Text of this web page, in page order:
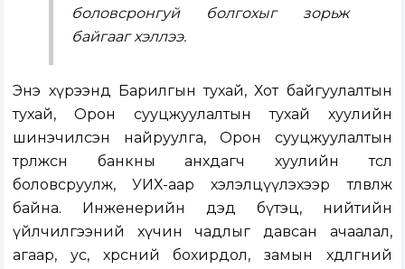
боловсронгуй болгохыг зорьж
байгааг хэллээ.
Энэ хүрээнд Барилгын тухай, Хот байгуулалтын
тухай, Орон сууцжуулалтын тухай хуулийн
шинэчилсэн найруулга, Орон сууцжуулалтын
төрөлжсөн банкны анхдагч хуулийн төсөл
боловсруулж, УИХ-аар хэлэлцүүлэхээр төлөвлөж
байна. Инженерийн дэд бүтэц, нийтийн
үйлчилгээний хүчин чадлыг давсан ачаалал,
агаар, ус, хөрсний бохирдол, замын хөдөлгөөний